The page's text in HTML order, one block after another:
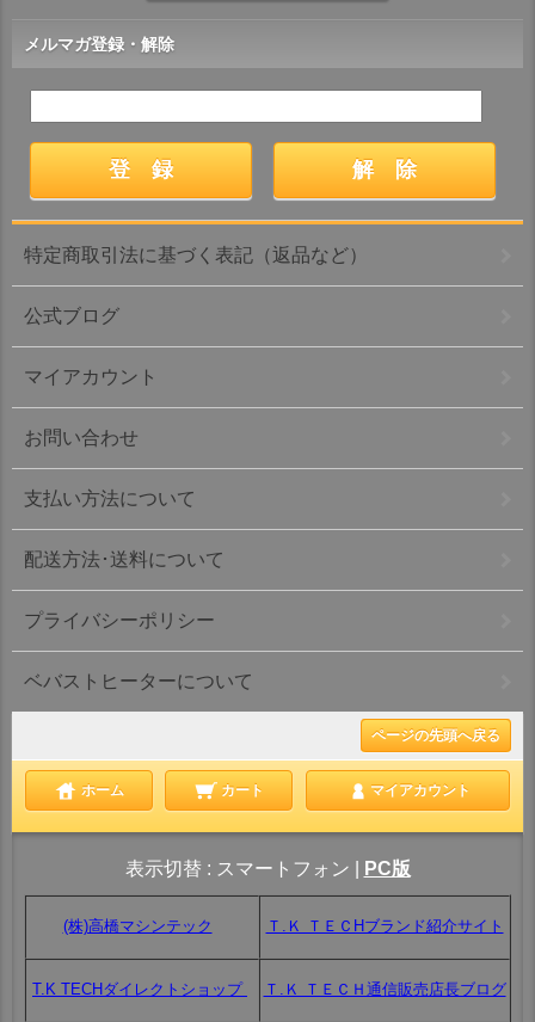
メルマガ登録・解除
特定商取引法に基づく表記（返品など）
公式ブログ
マイアカウント
お問い合わせ
支払い方法について
配送方法･送料について
プライバシーポリシー
ベバストヒーターについて
ページの先頭へ戻る
ホーム カート マイアカウント
表示切替 : スマートフォン PC版
(株)高橋マシンテック Ｔ.Ｋ ＴＥＣHブランド紹介サイト
T.K TECHダイレクトショップ Ｔ.Ｋ ＴＥＣＨ通信販売店長ブログ